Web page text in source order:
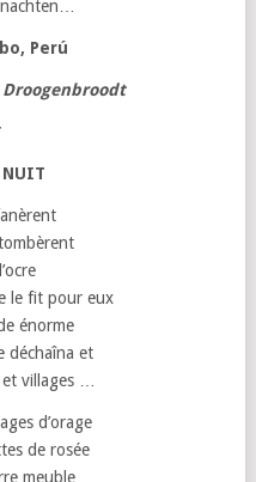
Perú
NUIT
le fit pour eux
énorme
déchaîna et
villages …
d’orage
de rosée
meuble